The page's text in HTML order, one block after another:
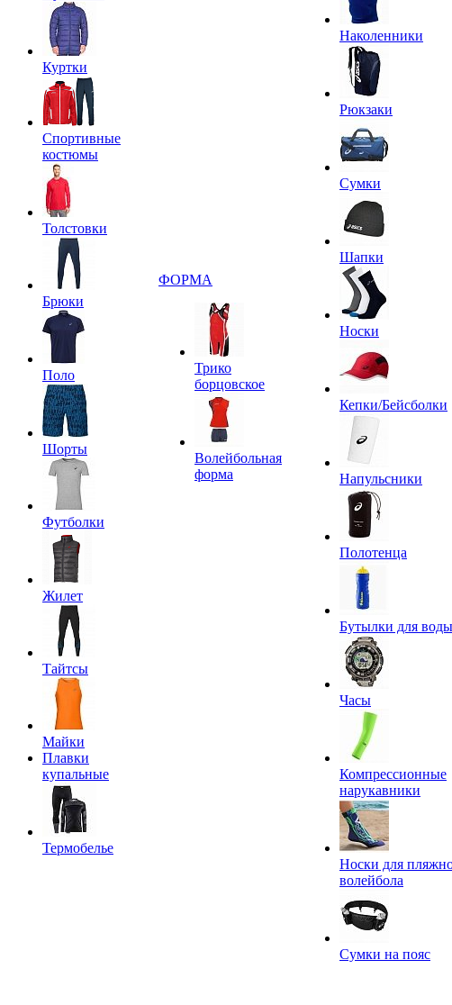
Куртки
Спортивные
костюмы
Толстовки
Брюки
Поло
Шорты
Футболки
Жилет
Тайтсы
Майки
Плавки
купальные
Термобелье
ФОРМА
Трико
борцовское
Волейбольная
форма
Наколенники
Рюкзаки
Сумки
Шапки
Носки
Кепки/Бейсболки
Напульсники
Полотенца
Бутылки для воды
Часы
Компрессионные
нарукавники
Носки для
волейбола
Сумки на пояс